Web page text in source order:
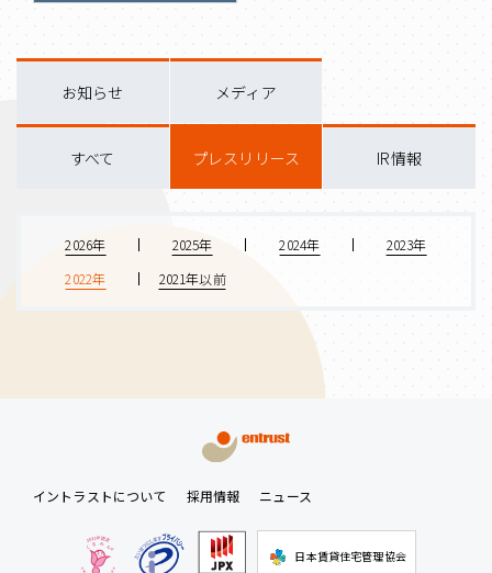
すべて プレスリリース IR情報
お知らせ メディア
2026年 2025年 2024年
2023年
2022年
2021年以前
イントラストについて 採用情報 ニュース
日本賃貸住宅管理協会